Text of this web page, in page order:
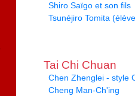
Shiro Saïgo et son fils
Tsunéjiro Tomita
Tai Chi Chuan
Chen Zhenglei - style
Cheng Man-Ch'ing